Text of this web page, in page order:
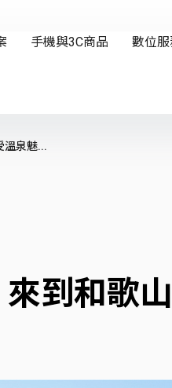
溫泉魅...
到和歌